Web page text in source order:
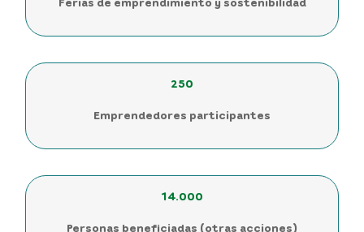
250
Emprendedores participantes
14.000
Personas beneficiadas (otras acciones)